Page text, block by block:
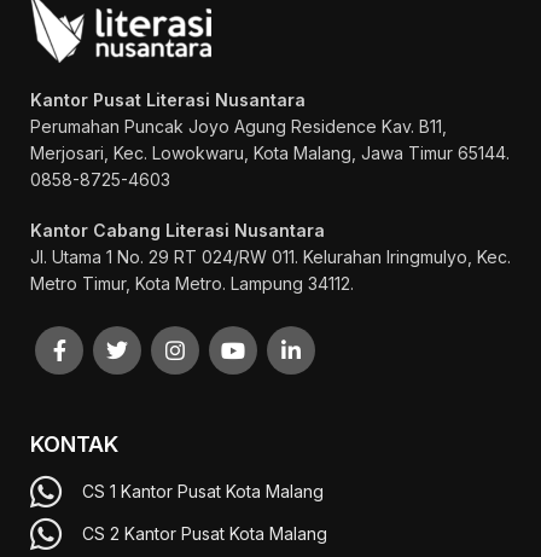
Kantor Pusat Literasi Nusantara
Perumahan Puncak Joyo Agung Residence Kav. B11,
Merjosari, Kec. Lowokwaru, Kota Malang, Jawa Timur 65144.
0858-8725-4603
Kantor Cabang Literasi Nusantara
Jl. Utama 1 No. 29 RT 024/RW 011. Kelurahan Iringmulyo, Kec.
Metro Timur, Kota Metro. Lampung 34112.
KONTAK
CS 1 Kantor Pusat Kota Malang
CS 2 Kantor Pusat Kota Malang